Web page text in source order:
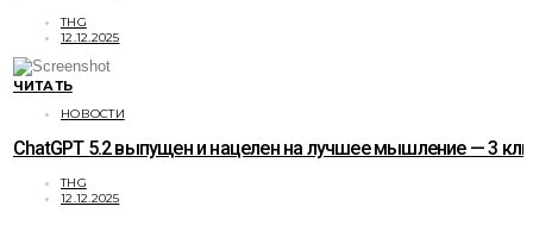
THG
12.12.2025
ЧИТАТЬ
НОВОСТИ
ChatGPT 5.2 выпущен и нацелен на лучшее мышление — 3
THG
12.12.2025